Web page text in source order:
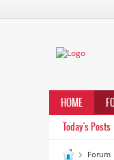
HOME
Today's Posts
Forum